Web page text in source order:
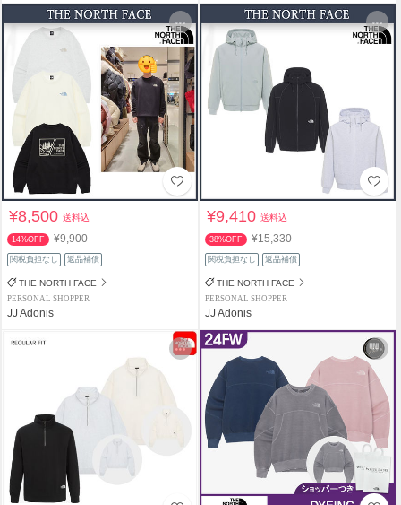
¥8,500送料込
14%OFF ¥9,900
関税負担なし 返品補償
THE NORTH FACE
PERSONAL SHOPPER
JJ Adonis
¥9,410送料込
38%OFF ¥15,330
関税負担なし 返品補償
THE NORTH FACE
PERSONAL SHOPPER
JJ Adonis